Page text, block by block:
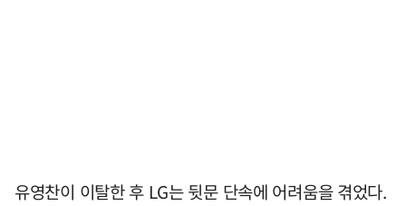
유영찬이 이탈한 후 LG는 뒷문 단속에 어려움을 겪었다.